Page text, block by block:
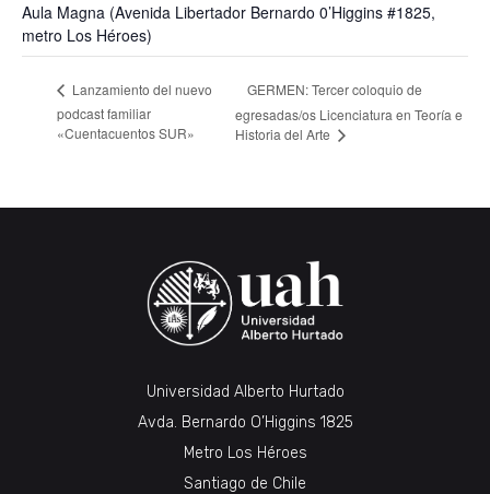
Aula Magna (Avenida Libertador Bernardo 0’Higgins #1825,
metro Los Héroes)
Lanzamiento del nuevo
podcast familiar
«Cuentacuentos SUR»
GERMEN: Tercer coloquio de
egresadas/os Licenciatura en Teoría e
Historia del Arte
Universidad Alberto Hurtado
Avda. Bernardo O’Higgins 1825
Metro Los Héroes
Santiago de Chile